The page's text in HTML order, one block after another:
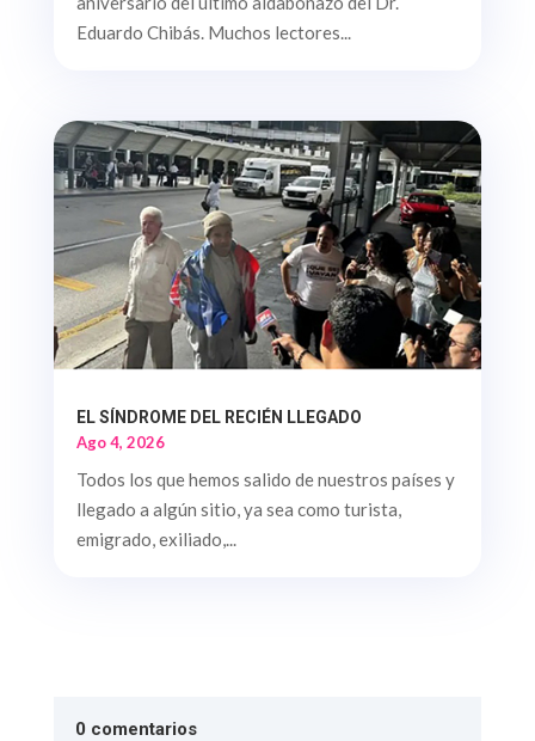
Eduardo Chibás. Muchos lectores...
EL SÍNDROME DEL RECIÉN LLEGADO
Ago 4, 2026
Todos los que hemos salido de nuestros países y
llegado a algún sitio, ya sea como turista,
emigrado, exiliado,...
0 comentarios